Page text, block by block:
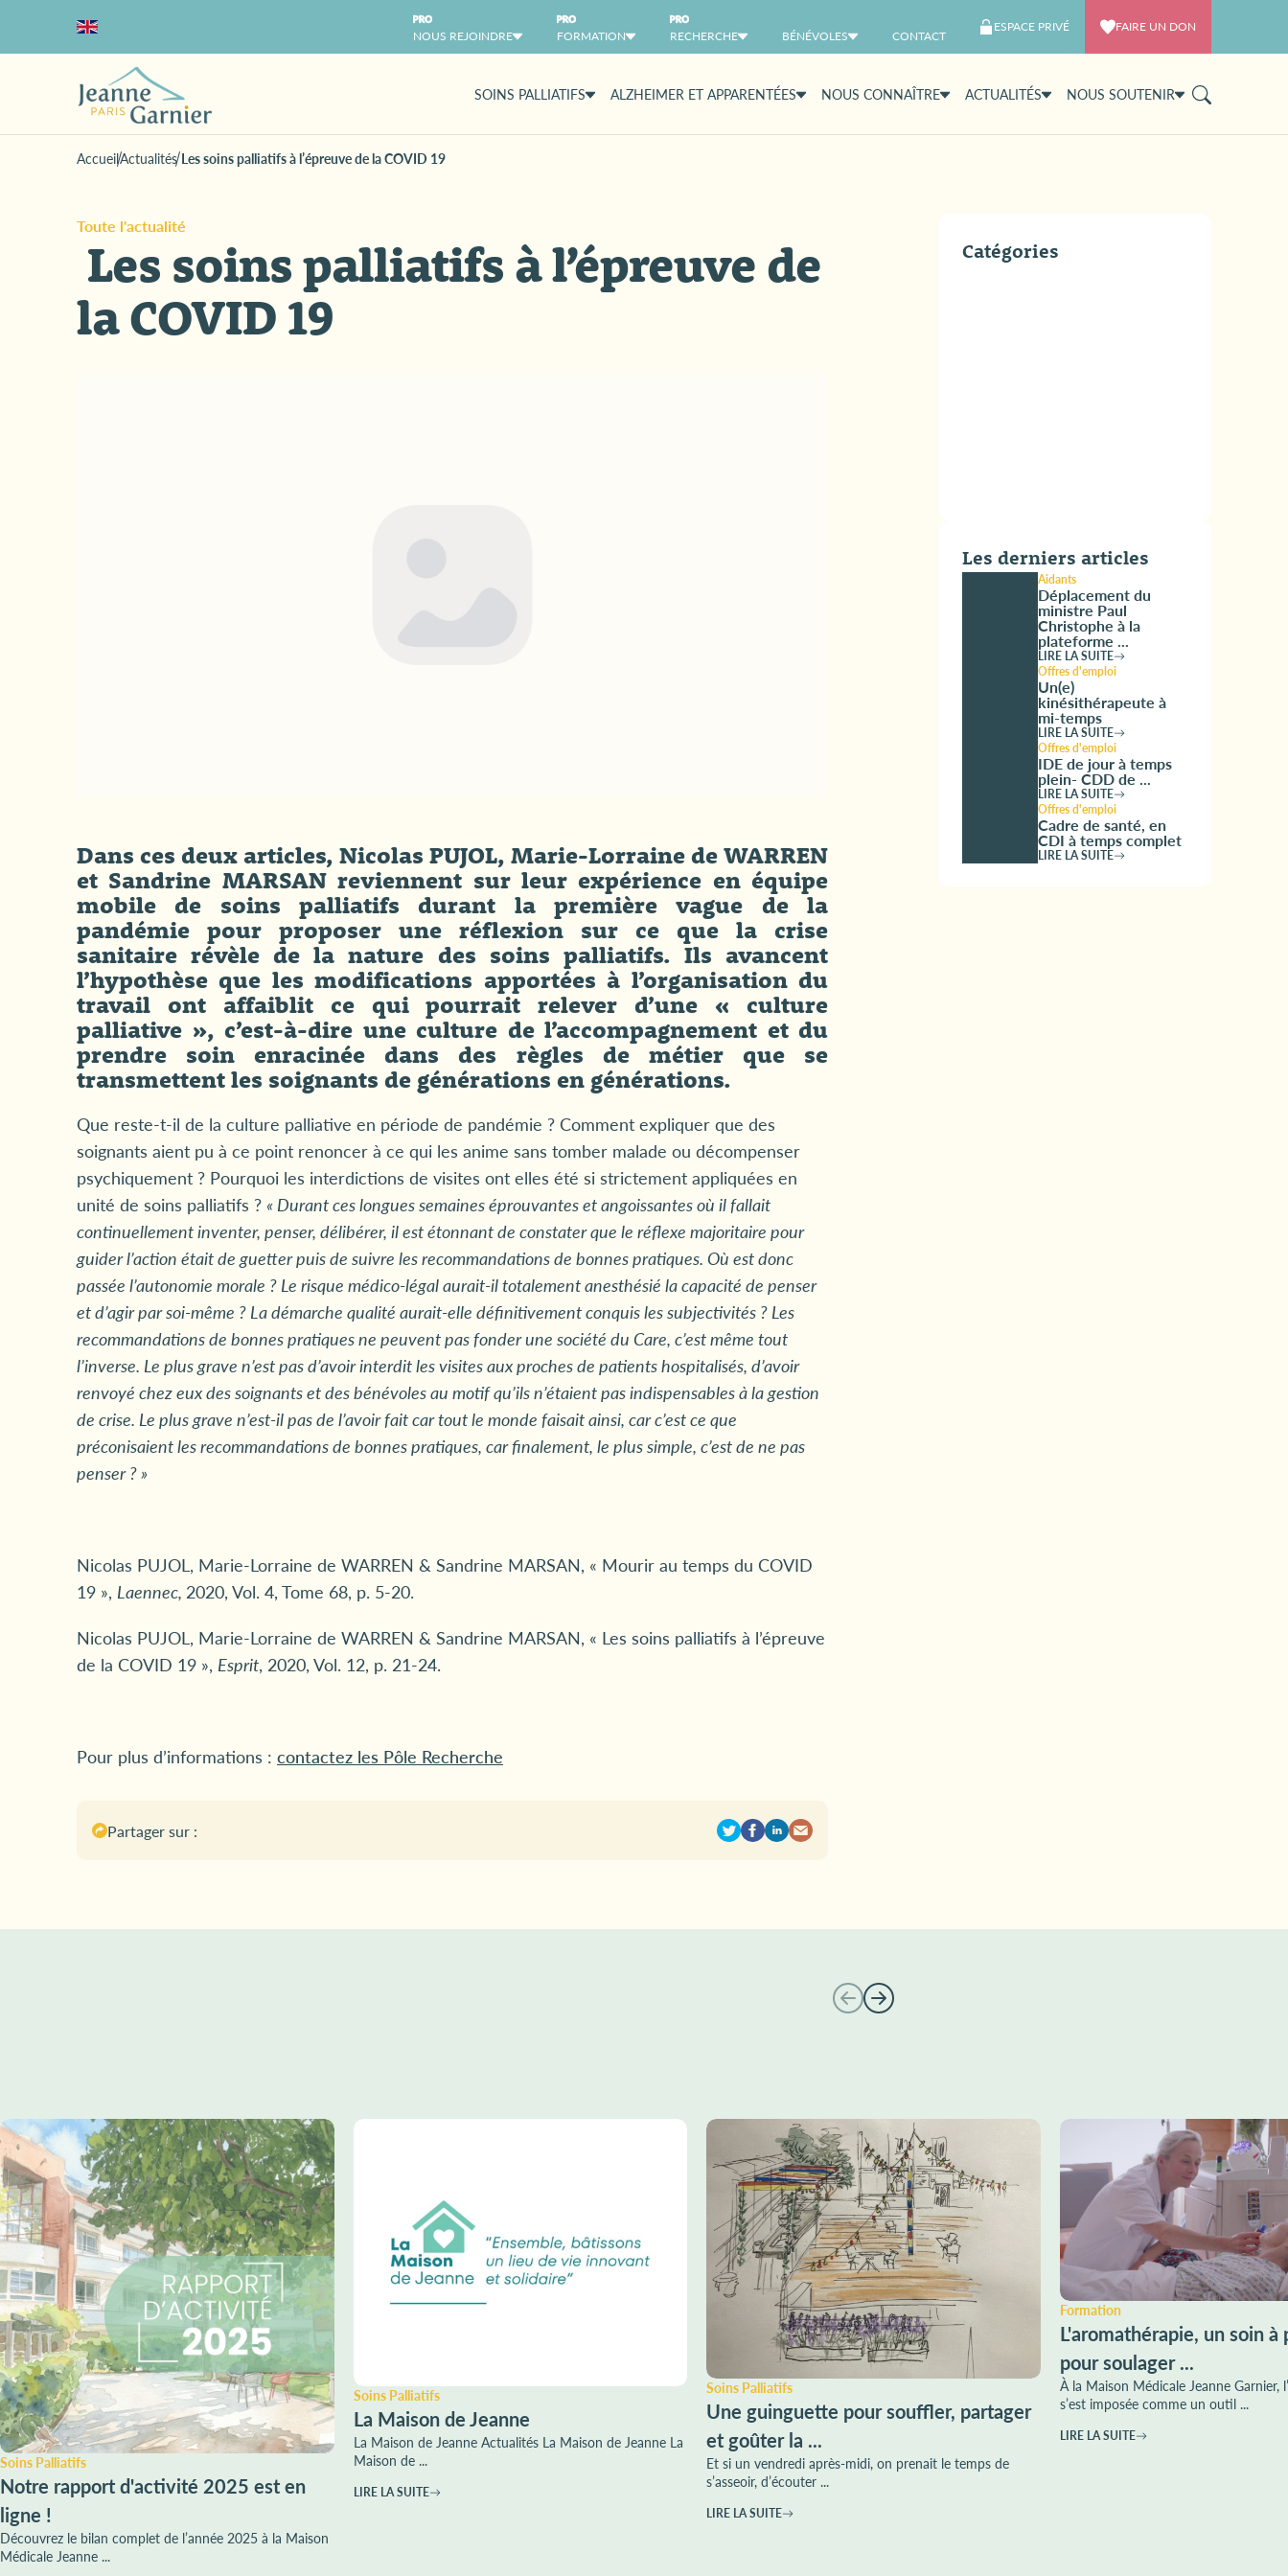
NOUS REJOINDRE FORMATION RECHERCHE BÉNÉVOLES CONTACT
ESPACE PRIVÉ FAIRE UN DON
SOINS PALLIATIFS ALZHEIMER ET APPARENTÉES NOUS CONNAÎTRE ACTUALITÉS NOUS SOUTENIR
AccueilActualitésLes soins palliatifs à l’épreuve de la COVID 19
Toute l'actualité
Les soins palliatifs à l’épreuve de
la COVID 19
Dans ces deux articles, Nicolas PUJOL, Marie-Lorraine de WARREN
et Sandrine MARSAN reviennent sur leur expérience en équipe
mobile de soins palliatifs durant la première vague de la
pandémie pour proposer une réflexion sur ce que la crise
sanitaire révèle de la nature des soins palliatifs. Ils avancent
l’hypothèse que les modifications apportées à l’organisation du
travail ont affaiblit ce qui pourrait relever d’une « culture
palliative », c’est-à-dire une culture de l’accompagnement et du
prendre soin enracinée dans des règles de métier que se
transmettent les soignants de générations en générations.
Que reste-t-il de la culture palliative en période de pandémie ? Comment expliquer que des
soignants aient pu à ce point renoncer à ce qui les anime sans tomber malade ou décompenser
psychiquement ? Pourquoi les interdictions de visites ont elles été si strictement appliquées en
unité de soins palliatifs ? « Durant ces longues semaines éprouvantes et angoissantes où il fallait
continuellement inventer, penser, délibérer, il est étonnant de constater que le réflexe majoritaire pour
guider l’action était de guetter puis de suivre les recommandations de bonnes pratiques. Où est donc
passée l’autonomie morale ? Le risque médico-légal aurait-il totalement anesthésié la capacité de penser
et d’agir par soi-même ? La démarche qualité aurait-elle définitivement conquis les subjectivités ? Les
recommandations de bonnes pratiques ne peuvent pas fonder une société du Care, c’est même tout
l’inverse. Le plus grave n’est pas d’avoir interdit les visites aux proches de patients hospitalisés, d’avoir
renvoyé chez eux des soignants et des bénévoles au motif qu’ils n’étaient pas indispensables à la gestion
de crise. Le plus grave n’est-il pas de l’avoir fait car tout le monde faisait ainsi, car c’est ce que
préconisaient les recommandations de bonnes pratiques, car finalement, le plus simple, c’est de ne pas
penser ? »
Nicolas PUJOL, Marie-Lorraine de WARREN & Sandrine MARSAN, « Mourir au temps du COVID
19 », Laennec, 2020, Vol. 4, Tome 68, p. 5-20.
Nicolas PUJOL, Marie-Lorraine de WARREN & Sandrine MARSAN, « Les soins palliatifs à l’épreuve
de la COVID 19 », Esprit, 2020, Vol. 12, p. 21-24.
Pour plus d’informations : contactez les Pôle Recherche
Partager sur :
Catégories
Les derniers articles
Aidants
Déplacement du
ministre Paul
Christophe à la
plateforme ...
LIRE LA SUITE
Offres d'emploi
Un(e)
kinésithérapeute à
mi-temps
LIRE LA SUITE
Offres d'emploi
IDE de jour à temps
plein- CDD de ...
LIRE LA SUITE
Offres d'emploi
Cadre de santé, en
CDI à temps complet
LIRE LA SUITE
Soins Palliatifs
Notre rapport d'activité 2025 est en
ligne !
Découvrez le bilan complet de l’année 2025 à la Maison
Médicale Jeanne ...
Soins Palliatifs
La Maison de Jeanne
La Maison de Jeanne Actualités La Maison de Jeanne La
Maison de ...
LIRE LA SUITE
Soins Palliatifs
Une guinguette pour souffler, partager
et goûter la ...
Et si un vendredi après-midi, on prenait le temps de
s’asseoir, d’écouter ...
LIRE LA SUITE
Formation
L'aromathérapie, un soin
pour soulager ...
À la Maison Médicale Jeanne Garnier,
s’est imposée comme un outil ...
LIRE LA SUITE